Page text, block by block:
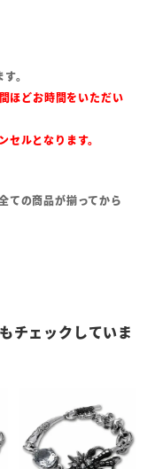
。
ほどお時間をいただい
セルとなります。
ての商品が揃ってから
チェックしていま